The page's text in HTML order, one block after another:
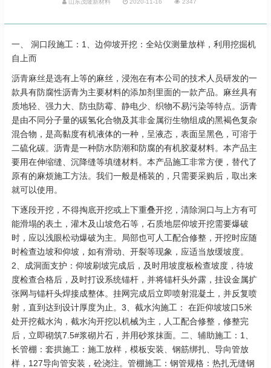
山东茂隆新材料 2020-11-16 2347
一、 洞口段施工：1、边仰坡开挖：全站仪测量放样，利用挖掘机
自上而
沥青麻丝是选有上等的麻丝，浸泡在有本公司的技术人员研发的一
款具有防腐性沥青为主要材料的添加剂里面的一款产品。麻丝具有
质地轻、强力大、防虫防霉、静电少、织物不易污染等特点。沥青
是由不同分子量的碳氢化合物及其非金属衍生物组成的黑褐色复杂
混合物，是高黏度有机液体的一种，呈液态，表面呈黑色，可溶于
二硫化碳。沥青是一种防水防潮和防腐的有机胶凝材料。本产品主
要用在伸缩缝、沉降缝等填缝材料。本产品施工非常方便，替代了
原有的麻烦施工方法。我们一般是桶装的，只需要采购后，取出来
就可以使用。
下逐段开挖，不得掏底开挖或上下重叠开挖，清除洞口与上方有可
能滑塌的表土，灌木及山坡危石等，石质地层仰坡开挖需要爆破
时，应以浅眼松动爆破为主。局部也可人工配合修整，开挖时应随
时检查边坡和仰坡，如有滑动、开裂等现象，应适当放缓坡度。
2、成洞面支护：仰坡刷坡完成后，及时用坡度板检查坡度，待坡
度检查合格后，及时打设系统锚杆，并将锚杆头外露，挂设金属扩
张网与锚杆头焊接成整体。挂网完成后立即喷射混凝土，并反复喷
射，直到达到设计厚度为止。3、截水沟施工： 在距仰坡坡口5米
处开挖截水沟，截水沟开挖以机械为主，人工配合修整，修整完
后，立即砌筑7.5#浆砌片石，并用砂浆抹面。二、辅助施工：1、
长管棚：套拱施工：施工放样，模板安装、钢筋绑扎、导向管放
样，127导向管安装，砼浇注。管棚施工：钢管规格：热扎无缝钢